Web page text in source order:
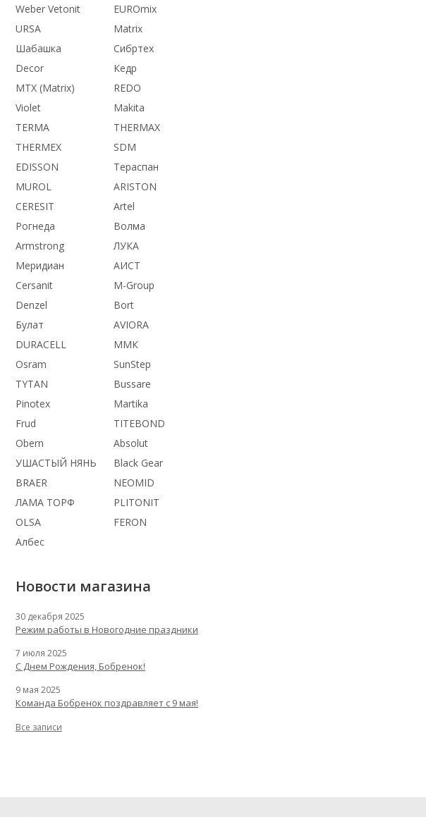
Weber Vetonit
EUROmix
URSA
Matrix
Шабашка
Сибртех
Decor
Кедр
MTX (Matrix)
REDO
Violet
Makita
TERMA
THERMАX
THERMEX
SDM
EDISSON
Тераспан
MUROL
ARISTON
CERESIT
Artel
Рогнеда
Волма
Armstrong
ЛУКА
Меридиан
АИСТ
Cersanit
M-Group
Denzel
Bort
Булат
AVIORA
DURACELL
ММК
Osram
SunStep
TYTAN
Bussare
Pinotex
Martika
Frud
TITEBOND
Obern
Absolut
УШАСТЫЙ НЯНЬ
Black Gear
BRAER
NEOMID
ЛАМА ТОРФ
PLITONIT
OLSA
FERON
Албес
Новости магазина
30 декабря 2025
Режим работы в Новогодние праздники
7 июля 2025
С Днем Рождения, Бобренок!
9 мая 2025
Команда Бобренок поздравляет с 9 мая!
Все записи